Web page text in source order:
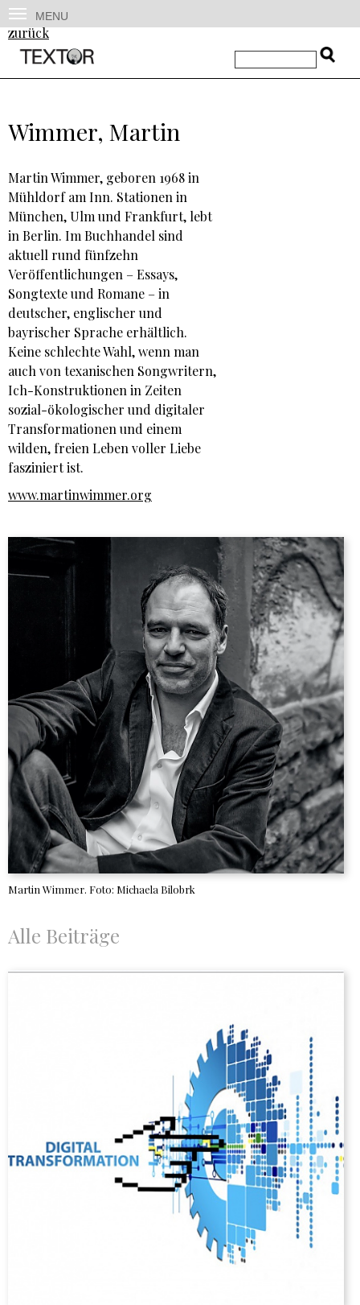
MENU
zurück
Wimmer, Martin
Martin Wimmer, geboren 1968 in
Mühldorf am Inn. Stationen in
München, Ulm und Frankfurt, lebt
in Berlin. Im Buchhandel sind
aktuell rund fünfzehn
Veröffentlichungen – Essays,
Songtexte und Romane – in
deutscher, englischer und
bayrischer Sprache erhältlich.
Keine schlechte Wahl, wenn man
auch von texanischen Songwritern,
Ich-Konstruktionen in Zeiten
sozial-ökologischer und digitaler
Transformationen und einem
wilden, freien Leben voller Liebe
fasziniert ist.
www.martinwimmer.org
Martin Wimmer. Foto: Michaela Bilobrk
Alle Beiträge